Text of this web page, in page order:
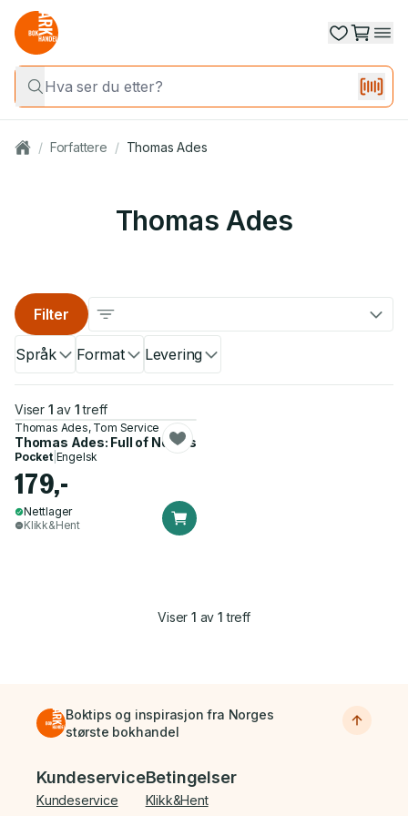
/ Forfattere / Thomas Ades
Thomas Ades
Språk Format Levering
Filter
Viser 1 av 1 treff
Thomas Ades, Tom Service
Thomas Ades: Full of Noises
Pocket| Engelsk
179,-
Nettlager
Klikk&Hent
Viser1 av 1 treff
Boktips og inspirasjon fra Norges
største bokhandel
Bunnmeny
Kundeservice
Kundeservice
Betingelser
Klikk&Hent